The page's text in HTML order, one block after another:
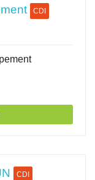
CDI
CDI